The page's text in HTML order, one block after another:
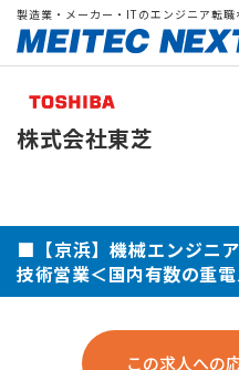
製造業・メーカー・ITのエンジニア転職
株式会社東芝
■【京浜】機械エンジニ
技術営業＜国内有数の重
この求人への